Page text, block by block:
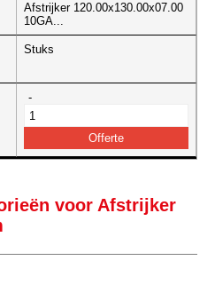
Afstrijker 120.00x130.00x07.00
10GA...
Stuks
-
voor Afstrijker